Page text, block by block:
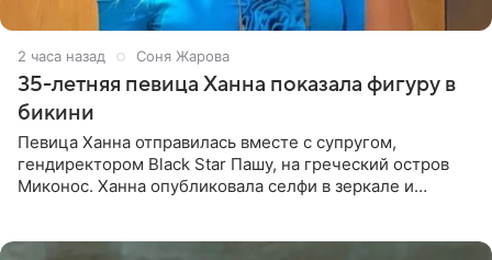
2 часа назад Соня Жарова
35-летняя певица Ханна показала фигуру в
бикини
Певица Ханна отправилась вместе с супругом,
гендиректором Black Star Пашу, на греческий остров
Миконос. Ханна опубликовала селфи в зеркале и